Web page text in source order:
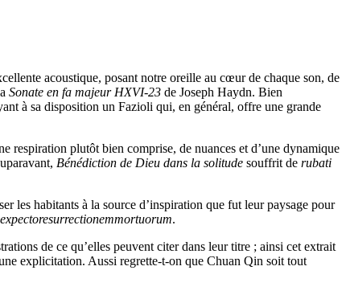
acoustique, posant notre oreille au cœur de chaque son, de
Sonate en fa majeur HXVI-23 de Joseph Haydn. Bien
à sa disposition un Fazioli qui, en général, offre une grande
respiration plutôt bien comprise, de nuances et d’une dynamique
Bénédiction de Dieu dans la solitude souffrit de rubati
les habitants à la source d’inspiration que fut leur paysage pour
expectoresurrectionemmortuorum.
de ce qu’elles peuvent citer dans leur titre ; ainsi cet extrait
explicitation. Aussi regrette-t-on que Chuan Qin soit tout